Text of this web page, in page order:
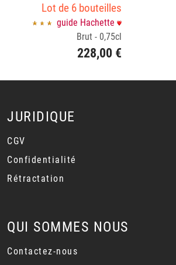
Lot de 6 bouteilles
guide Hachette
Brut - 0,75cl
228,00 €
JURIDIQUE
CGV
Confidentialité
Rétractation
QUI SOMMES NOUS
Contactez-nous